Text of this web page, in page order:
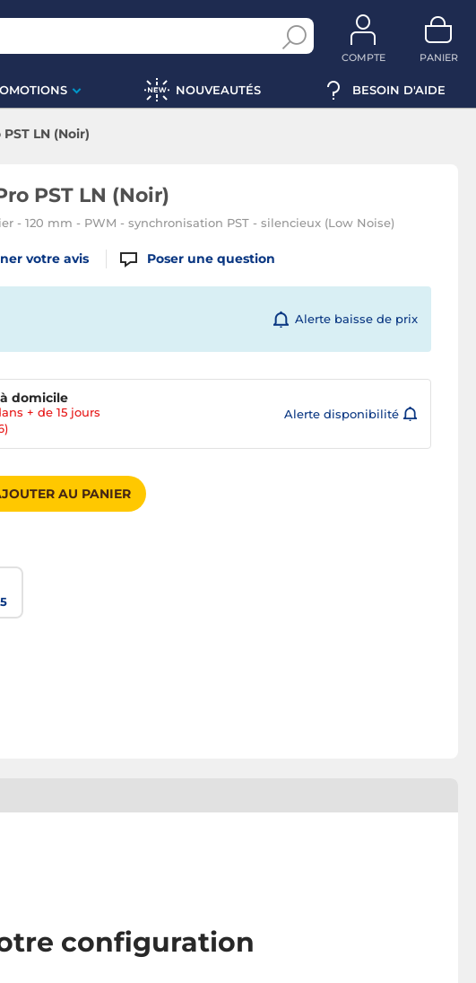
COMPTE PANIER
NOUVEAUTÉS BESOIN D'AIDE
LN (Noir)
PST LN (Noir)
- 120 mm - PWM - synchronisation PST - silencieux (Low Noise)
votre avis Poser une question
Alerte baisse de prix
AU PANIER
domicile
+ de 15 jours
Alerte disponibilité
configuration